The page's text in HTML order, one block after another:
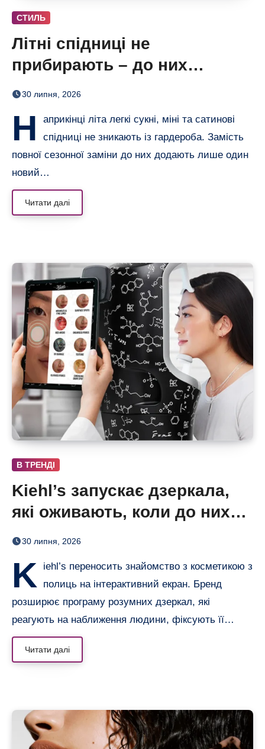
СТИЛЬ
Літні спідниці не
прибирають – до них
додають кольорові колготки
30 липня, 2026
Н
априкінці літа легкі сукні, міні та сатинові
спідниці не зникають із гардероба. Замість
повної сезонної заміни до них додають лише один
новий…
Читати далі
В ТРЕНДІ
Kiehl’s запускає дзеркала,
які оживають, коли до них
підходиш
30 липня, 2026
K
iehl’s переносить знайомство з косметикою з
полиць на інтерактивний екран. Бренд
розширює програму розумних дзеркал, які
реагують на наближення людини, фіксують її…
Читати далі